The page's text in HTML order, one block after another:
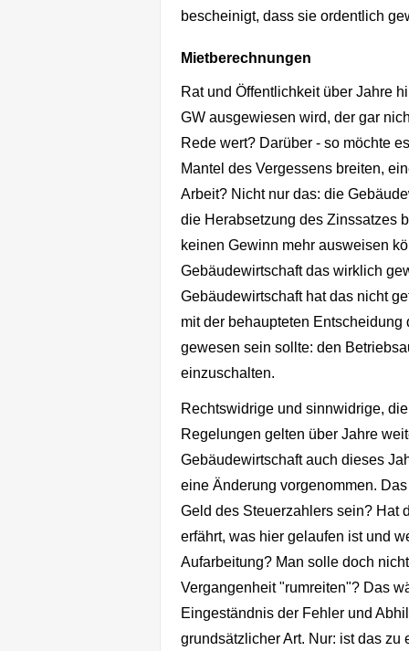
bescheinigt, dass sie ordentlich
Mietberechnungen
Rat und Öffentlichkeit über Jahre
GW ausgewiesen wird, der gar
Rede wert? Darüber - so möchte
Mantel des Vergessens breiten,
Arbeit? Nicht nur das: die
die Herabsetzung des Zinssatzes
keinen Gewinn mehr ausweisen
Gebäudewirtschaft das wirklich
Gebäudewirtschaft hat das nicht
mit der behaupteten
gewesen sein sollte: den
einzuschalten.
Rechtswidrige und sinnwidrige,
Regelungen gelten über Jahre
Gebäudewirtschaft auch dieses
eine Änderung vorgenommen.
Geld des Steuerzahlers sein? Hat
erfährt, was hier gelaufen ist und
Aufarbeitung? Man solle doch
Vergangenheit "rumreiten"? Das
Eingeständnis der Fehler und
grundsätzlicher Art. Nur: ist das zu